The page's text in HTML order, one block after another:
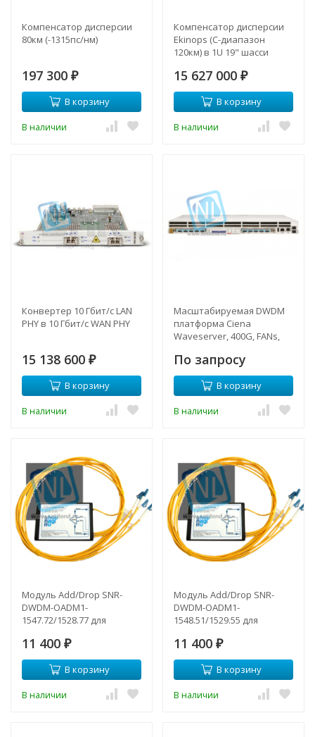
Компенсатор дисперсии
80км (-1315пс/нм)
197 300 ₽
В корзину
В наличии
Компенсатор дисперсии
Ekinops (C-диапазон
120км) в 1U 19" шасси
15 627 000 ₽
В корзину
В наличии
Конвертер 10 Гбит/с LAN
PHY в 10 Гбит/с WAN PHY
15 138 600 ₽
В корзину
В наличии
Масштабируемая DWDM
платформа Ciena
Waveserver, 400G, FANs,
По запросу
В корзину
В наличии
Модуль Add/Drop SNR-
DWDM-OADM1-
1547.72/1528.77 для
сетей
11 400 ₽
В корзину
В наличии
Модуль Add/Drop SNR-
DWDM-OADM1-
1548.51/1529.55 для
сетей
11 400 ₽
В корзину
В наличии